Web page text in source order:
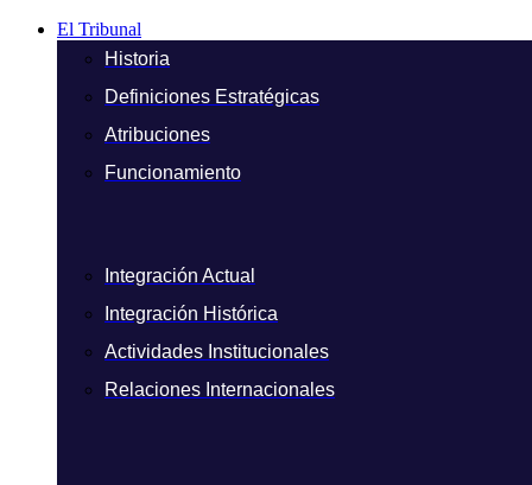
El Tribunal
Historia
Definiciones Estratégicas
Atribuciones
Funcionamiento
Integración Actual
Integración Histórica
Actividades Institucionales
Relaciones Internacionales